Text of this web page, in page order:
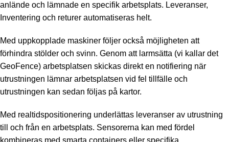
anlände och lämnade en specifik arbetsplats. Leveranser,
Inventering och returer automatiseras helt.
Med uppkopplade maskiner följer också möjligheten att
förhindra stölder och svinn. Genom att larmsätta (vi kallar det
GeoFence) arbetsplatsen skickas direkt en notifiering när
utrustningen lämnar arbetsplatsen vid fel tillfälle och
utrustningen kan sedan följas på kartor.
Med realtidspositionering underlättas leveranser av utrustning
till och från en arbetsplats. Sensorerna kan med fördel
kombineras med smarta containers eller specifika